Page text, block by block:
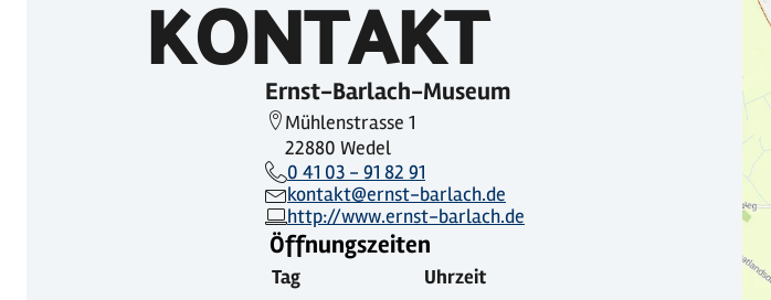
KONTAKT
Ernst-Barlach-Museum
Mühlenstrasse 1
22880 Wedel
0 41 03 - 91 82 91
kontakt@ernst-barlach.de
http://www.ernst-barlach.de
Öffnungszeiten
Tag Uhrzeit